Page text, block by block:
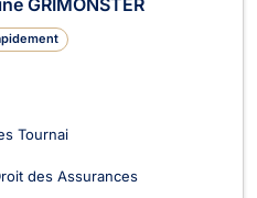
Tournai
des Assurances